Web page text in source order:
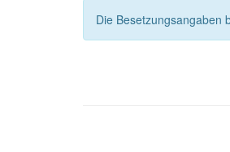
Die Besetzungsangaben